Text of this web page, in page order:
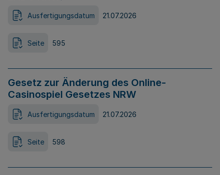
Ausfertigungsdatum 21.07.2026
Seite 595
Gesetz zur Änderung des Online-
Casinospiel Gesetzes NRW
Ausfertigungsdatum 21.07.2026
Seite 598